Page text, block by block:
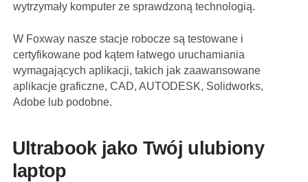
wytrzymały komputer ze sprawdzoną technologią.
W Foxway nasze stacje robocze są testowane i
certyfikowane pod kątem łatwego uruchamiania
wymagających aplikacji, takich jak zaawansowane
aplikacje graficzne, CAD, AUTODESK, Solidworks,
Adobe lub podobne.
Ultrabook jako Twój ulubiony
laptop